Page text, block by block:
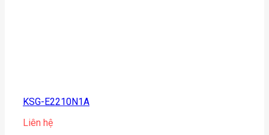
KSG-E2210N1A
Liên hệ